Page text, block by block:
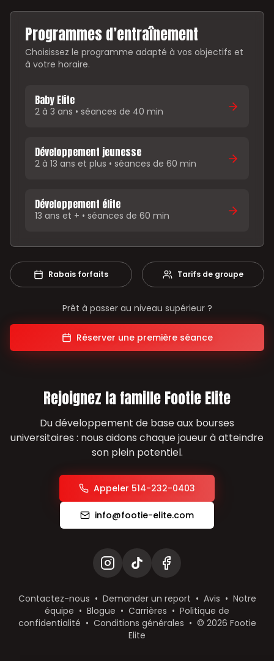
Programmes d’entraînement
Choisissez le programme adapté à vos objectifs et
à votre horaire.
Baby Elite
2 à 3 ans • séances de 40 min
Développement jeunesse
2 à 13 ans et plus • séances de 60 min
Développement élite
13 ans et + • séances de 60 min
Rabais forfaits Tarifs de groupe
Prêt à passer au niveau supérieur ?
Réserver une première séance
Rejoignez la famille Footie Elite
Du développement de base aux bourses
universitaires : nous aidons chaque joueur à atteindre
son plein potentiel.
Appeler 514-232-0403
info@footie-elite.com
Contactez-nous • Demander un report • Avis • Notre
équipe • Blogue • Carrières • Politique de
confidentialité • Conditions générales • © 2026 Footie
Elite